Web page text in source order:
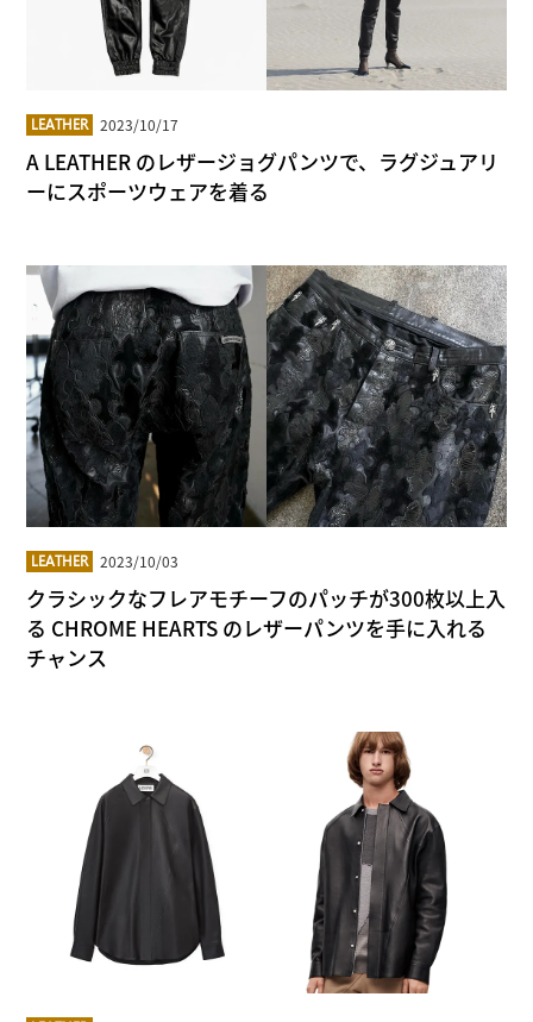
LEATHER 2023/10/17
A LEATHER のレザージョグパンツで、ラグジュアリ
ーにスポーツウェアを着る
LEATHER 2023/10/03
クラシックなフレアモチーフのパッチが300枚以上入
る CHROME HEARTS のレザーパンツを手に入れる
チャンス